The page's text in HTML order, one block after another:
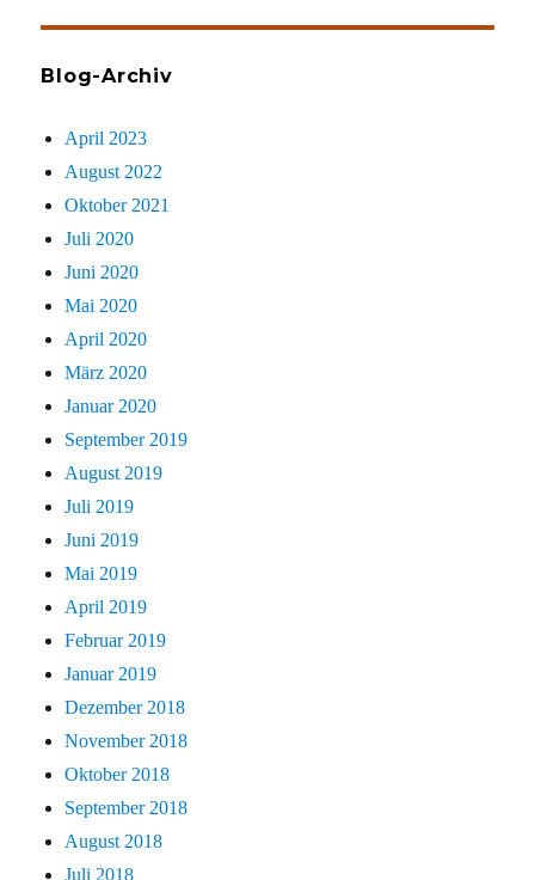
Blog-Archiv
April 2023
August 2022
Oktober 2021
Juli 2020
Juni 2020
Mai 2020
April 2020
März 2020
Januar 2020
September 2019
August 2019
Juli 2019
Juni 2019
Mai 2019
April 2019
Februar 2019
Januar 2019
Dezember 2018
November 2018
Oktober 2018
September 2018
August 2018
Juli 2018